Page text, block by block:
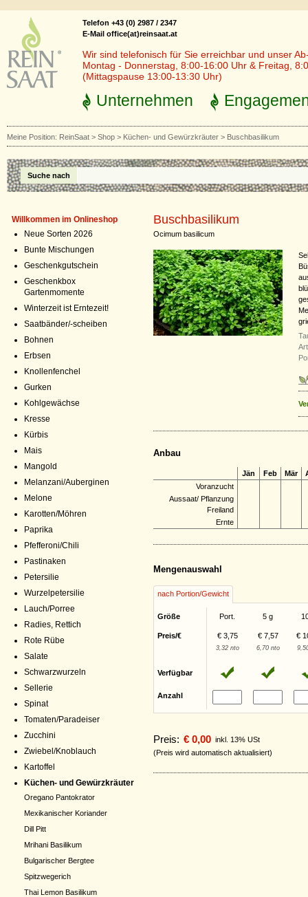
Telefon +43 (0) 2987 / 2347
E-Mail office(at)reinsaat.at
Wir sind telefonisch für Sie erreichbar und unser
Montag - Donnerstag, 8:00-16:00 Uhr & Freitag,
(Mittagspause 13:00-13:30 Uhr)
Unternehmen
Meine Position: ReinSaat > Shop > Küchen- und Gewürzkräuter > Buschbasilikum
Suche nach
Willkommen im Onlineshop
Neue Sorten 2026
Bunte Mischungen
Geschenkgutschein
Geschenkbox
Gartenmomente
Winterzeit ist Erntezeit!
Saatbänder/-scheiben
Bohnen
Erbsen
Knollenfenchel
Gurken
Kohlgewächse
Kresse
Kürbis
Mais
Mangold
Melanzani/Auberginen
Melone
Karotten/Möhren
Paprika
Pfefferoni/Chili
Pastinaken
Petersilie
Wurzelpetersilie
Lauch/Porree
Radies, Rettich
Rote Rübe
Salate
Schwarzwurzeln
Sellerie
Spinat
Tomaten/Paradeiser
Zucchini
Zwiebel/Knoblauch
Kartoffel
Küchen- und Gewürzkräuter
Oregano Pantokrator
Mexikanischer Koriander
Dill Pitt
Mrihani Basilikum
Bulgarischer Bergtee
Spitzwegerich
Thai Lemon Basilikum
Buschbasilikum
Ocimum basilicum
Anbau
Jän Feb Mär
Voranzucht
Aussaat/ Pflanzung
Freiland
Ernte
Mengenauswahl
nach Portion/Gewicht
Größe Port. 5 g
Preis/€ € 3,75 € 7,57 €
3,32 nto 6,70 nto
Verfügbar
Anzahl
Preis: € 0,00 inkl. 13% USt
(Preis wird automatisch aktualisiert)